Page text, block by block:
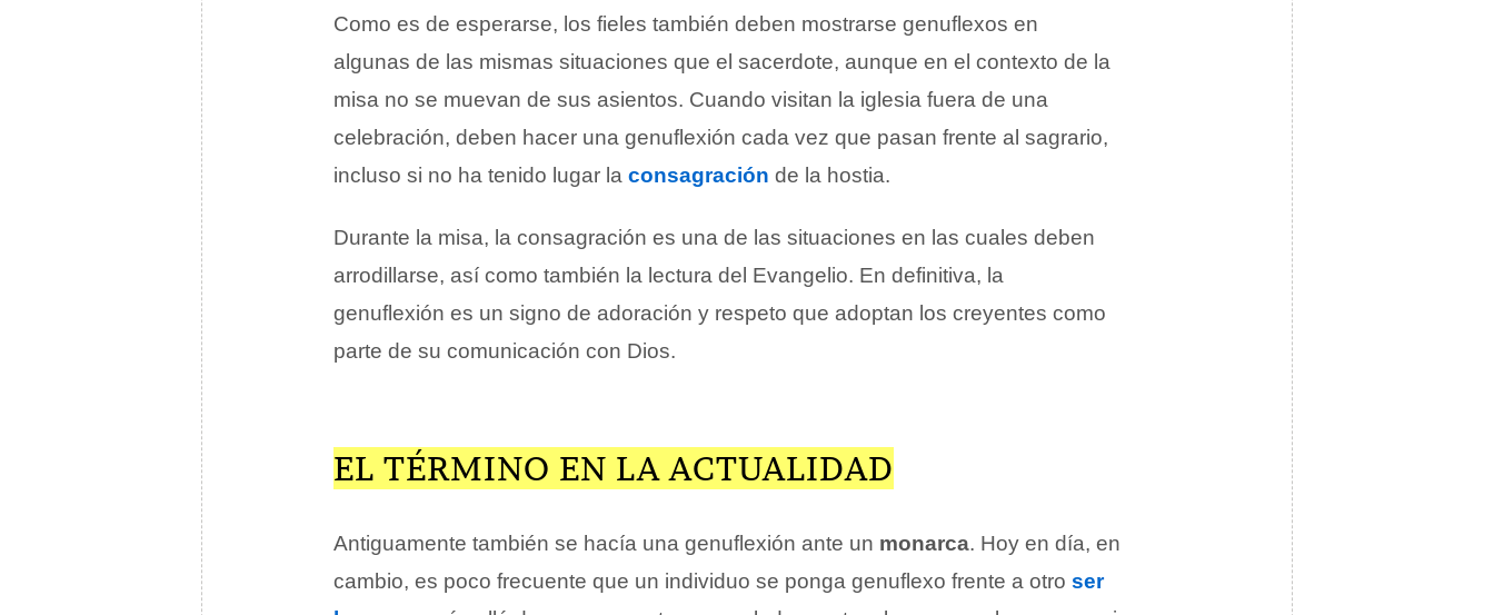
Como es de esperarse, los fieles también deben mostrarse genuflexos en
algunas de las mismas situaciones que el sacerdote, aunque en el contexto de la
misa no se muevan de sus asientos. Cuando visitan la iglesia fuera de una
celebración, deben hacer una genuflexión cada vez que pasan frente al sagrario,
incluso si no ha tenido lugar la consagración de la hostia.
Durante la misa, la consagración es una de las situaciones en las cuales deben
arrodillarse, así como también la lectura del Evangelio. En definitiva, la
genuflexión es un signo de adoración y respeto que adoptan los creyentes como
parte de su comunicación con Dios.
EL TÉRMINO EN LA ACTUALIDAD
Antiguamente también se hacía una genuflexión ante un monarca. Hoy en día, en
cambio, es poco frecuente que un individuo se ponga genuflexo frente a otro ser